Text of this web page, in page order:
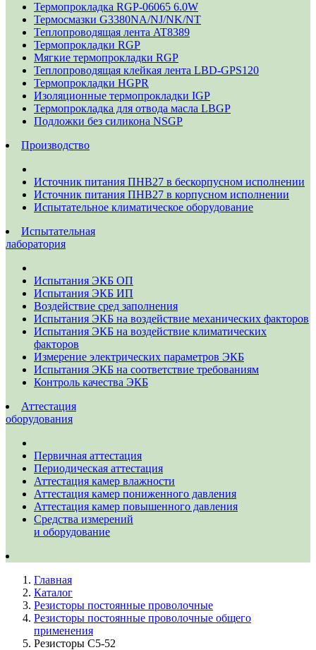
Термопрокладка RGP-06065 6.0W
Термосмазки G3380NA/NJ/NK/NT
Теплопроводящая лента AT8389
Термопрокладки RGP
Мягкие термопрокладки RGP
Теплопроводящая клейкая лента LBD-GPS120
Термопрокладки HGPR
Изоляционные термопрокладки IGP
Термопрокладка для отвода масла LBGP
Подложки без силикона NSGP
Производство
Источник питания ПНВ27 в бескорпусном исполнении
Источник питания ПНВ27 в корпусном исполнении
Испытательное климатическое оборудование
Испытательная
лаборатория
Испытания ЭКБ ОП
Испытания ЭКБ ИП
Воздействие сред заполнения
Испытания ЭКБ на воздействие механических факторов
Испытания ЭКБ на воздействие климатических
факторов
Измерение электрических параметров ЭКБ
Испытания ЭКБ на соответствие требованиям
Контроль качества ЭКБ
Аттестация
оборудования
Первичная аттестация
Периодическая аттестация
Аттестация камер влажности
Аттестация камер пониженного давления
Аттестация камер повышенного давления
Средства измерений
и оборудование
Главная
Каталог
Резисторы постоянные проволочные
Резисторы постоянные проволочные общего
применения
Резисторы С5-52